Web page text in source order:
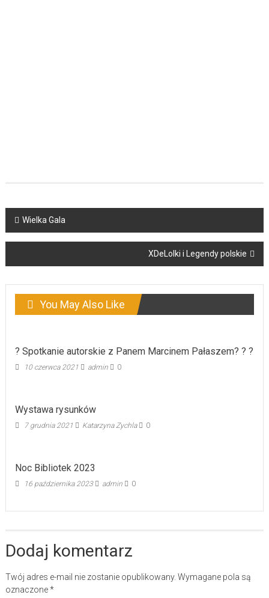
Post
navigation
Wielka Gala
XDeLolki i Legendy polskie
You May Also Like
? Spotkanie autorskie z Panem Marcinem Pałaszem? ? ?
10 czerwca 2021 admin 0
Wystawa rysunków
7 grudnia 2021 Katarzyna Zychla 0
Noc Bibliotek 2023
16 października 2023 admin 0
Dodaj komentarz
Twój adres e-mail nie zostanie opublikowany. Wymagane pola są
oznaczone*